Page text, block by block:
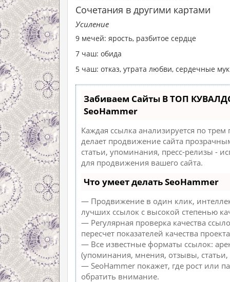
Сочетания в другими картами
Усиление
9 мечей: ярость, разбитое сердце
7 чаш: обида
5 чаш: отказ, утрата любви, сердечные
Забиваем Сайты В ТОП
SeoHammer
Каждая ссылка анализируется по
делает продвижение сайта
статьи, упоминания, пресс-релизы -
для продвижения вашего сайта.
Что умеет делать SeoHammer
— Продвижение в один клик,
лучших ссылок с высокой степенью
— Регулярная проверка качества
пересчет показателей качества
— Все известные форматы ссылок:
(упоминания, мнения, отзывы, статьи,
— SeoHammer покажет, где рост или
обратить внимание.